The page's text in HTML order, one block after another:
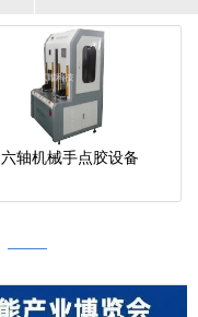
六轴机械手点胶设备
——